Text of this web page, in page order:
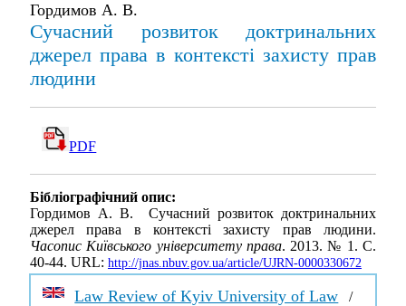
Гордимов А. В.
Сучасний розвиток доктринальних
джерел права в контексті захисту прав
людини
PDF
Бібліографічний опис:
Гордимов А. В. Сучасний розвиток доктринальних
джерел права в контексті захисту прав людини.
Часопис Київського університету права. 2013. № 1. С.
40-44. URL: http://jnas.nbuv.gov.ua/article/UJRN-0000330672
Law Review of Kyiv University of Law /